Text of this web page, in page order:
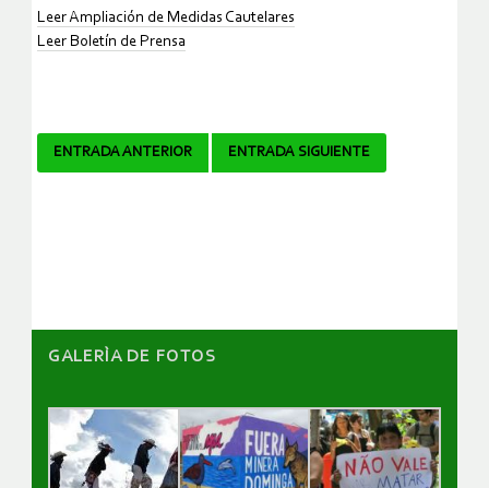
Leer Ampliación de Medidas Cautelares
Leer Boletín de Prensa
Navegador
ENTRADA ANTERIOR ENTRADA SIGUIENTE
GALERÌA DE FOTOS